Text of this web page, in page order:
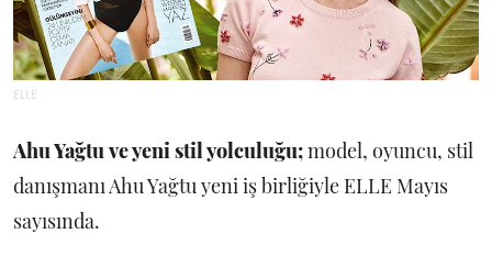
ELLE
Ahu Yağtuve yeni stil yolculuğu;model, oyuncu, stil
danışmanı Ahu Yağtu yeni iş birliğiyle ELLE Mayıs
sayısında.